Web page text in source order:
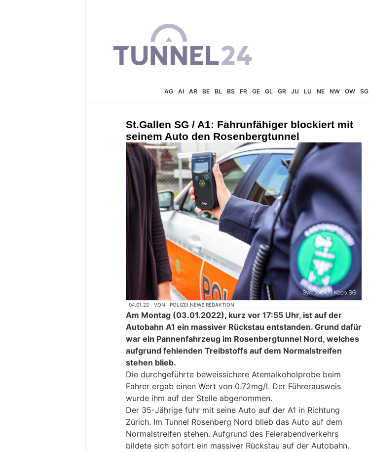
AG AI AR BE BL BS FR GE GL GR JU LU NE NW OW SG
St.Gallen SG / A1: Fahrunfähiger blockiert mit
seinem Auto den Rosenbergtunnel
04.01.22 VON POLIZEI.NEWS REDAKTION
Am Montag (03.01.2022), kurz vor 17:55 Uhr, ist auf der
Autobahn A1 ein massiver Rückstau entstanden. Grund dafür
war ein Pannenfahrzeug im Rosenbergtunnel Nord, welches
aufgrund fehlenden Treibstoffs auf dem Normalstreifen
stehen blieb.
Die durchgeführte beweissichere Atemalkoholprobe beim
Fahrer ergab einen Wert von 0.72mg/l. Der Führerausweis
wurde ihm auf der Stelle abgenommen.
Der 35-Jährige fuhr mit seine Auto auf der A1 in Richtung
Zürich. Im Tunnel Rosenberg Nord blieb das Auto auf dem
Normalstreifen stehen. Aufgrund des Feierabendverkehrs
bildete sich sofort ein massiver Rückstau auf der Autobahn.